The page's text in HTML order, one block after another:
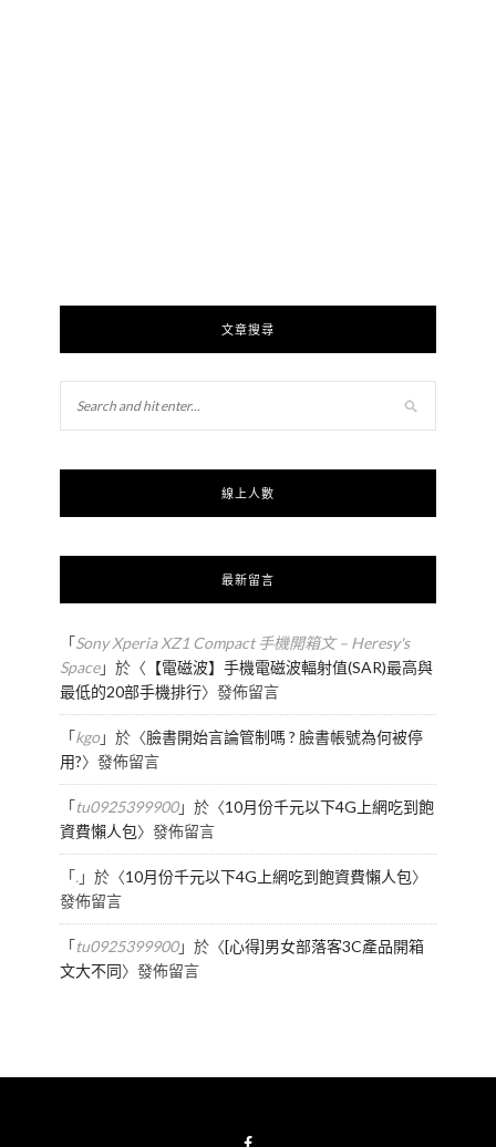
文章搜尋
線上人數
最新留言
「Sony Xperia XZ1 Compact 手機開箱文 – Heresy's
Space」於〈 【電磁波】手機電磁波輻射值(SAR)最高與
最低的20部手機排行〉發佈留言
「kgo」於〈臉書開始言論管制嗎 ? 臉書帳號為何被停
用?〉發佈留言
「tu0925399900」於〈10月份千元以下4G上網吃到飽
資費懶人包〉發佈留言
「.」於〈10月份千元以下4G上網吃到飽資費懶人包〉
發佈留言
「tu0925399900」於〈[心得]男女部落客3C產品開箱
文大不同〉發佈留言